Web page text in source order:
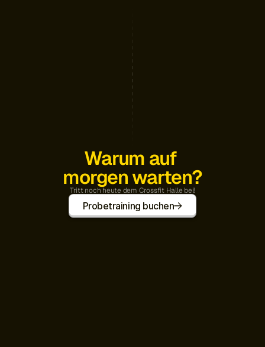
Warum auf
morgen warten?
Tritt noch heute dem Crossfit Halle bei!
Probetraining buchen